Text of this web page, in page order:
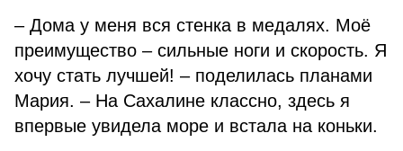
– Дома у меня вся стенка в медалях. Моё
преимущество – сильные ноги и скорость. Я
хочу стать лучшей! – поделилась планами
Мария. – На Сахалине классно, здесь я
впервые увидела море и встала на коньки.